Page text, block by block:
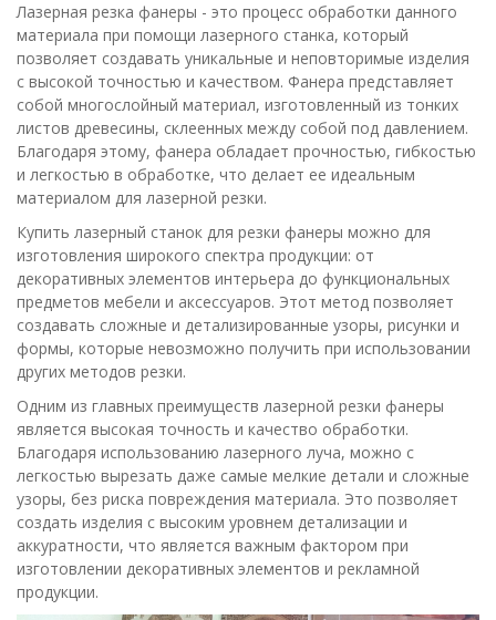
Лазерная резка фанеры - это процесс обработки данного
материала при помощи лазерного станка, который
позволяет создавать уникальные и неповторимые изделия
с высокой точностью и качеством. Фанера представляет
собой многослойный материал, изготовленный из тонких
листов древесины, склеенных между собой под давлением.
Благодаря этому, фанера обладает прочностью, гибкостью
и легкостью в обработке, что делает ее идеальным
материалом для лазерной резки.
Купить лазерный станок для резки фанеры можно для
изготовления широкого спектра продукции: от
декоративных элементов интерьера до функциональных
предметов мебели и аксессуаров. Этот метод позволяет
создавать сложные и детализированные узоры, рисунки и
формы, которые невозможно получить при использовании
других методов резки.
Одним из главных преимуществ лазерной резки фанеры
является высокая точность и качество обработки.
Благодаря использованию лазерного луча, можно с
легкостью вырезать даже самые мелкие детали и сложные
узоры, без риска повреждения материала. Это позволяет
создать изделия с высоким уровнем детализации и
аккуратности, что является важным фактором при
изготовлении декоративных элементов и рекламной
продукции.